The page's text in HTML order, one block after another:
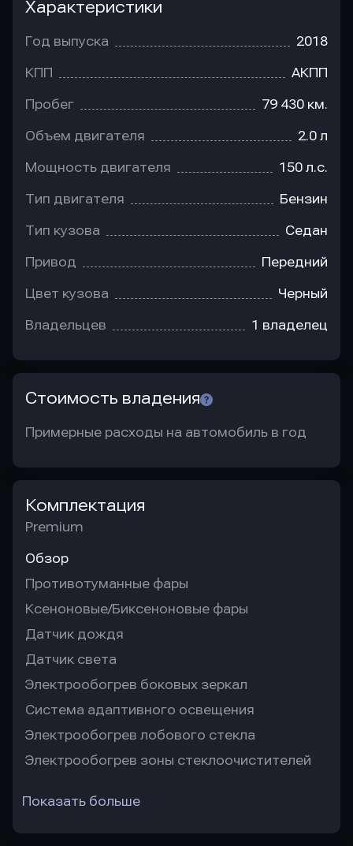
Характеристики
Год выпуска 2018
КПП АКПП
Пробег 79 430 км.
Объем двигателя 2.0 л
Мощность двигателя 150 л.с.
Тип двигателя Бензин
Тип кузова Седан
Привод Передний
Цвет кузова Черный
Владельцев 1 владелец
Стоимость владения
Примерные расходы на автомобиль в год
Комплектация
Premium
Обзор
Противотуманные фары
Ксеноновые/Биксеноновые фары
Датчик дождя
Датчик света
Электрообогрев боковых зеркал
Система адаптивного освещения
Электрообогрев лобового стекла
Электрообогрев зоны стеклоочистителей
Показать больше